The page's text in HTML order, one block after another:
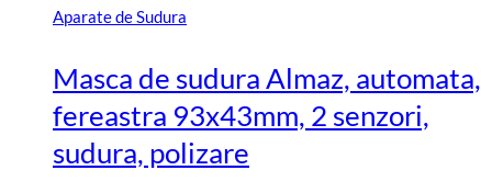
5999
lei.
Aparate de Sudura
Masca de sudura Almaz, automata,
fereastra 93x43mm, 2 senzori,
sudura, polizare